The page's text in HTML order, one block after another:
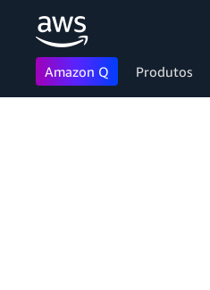
Amazon Q Produtos